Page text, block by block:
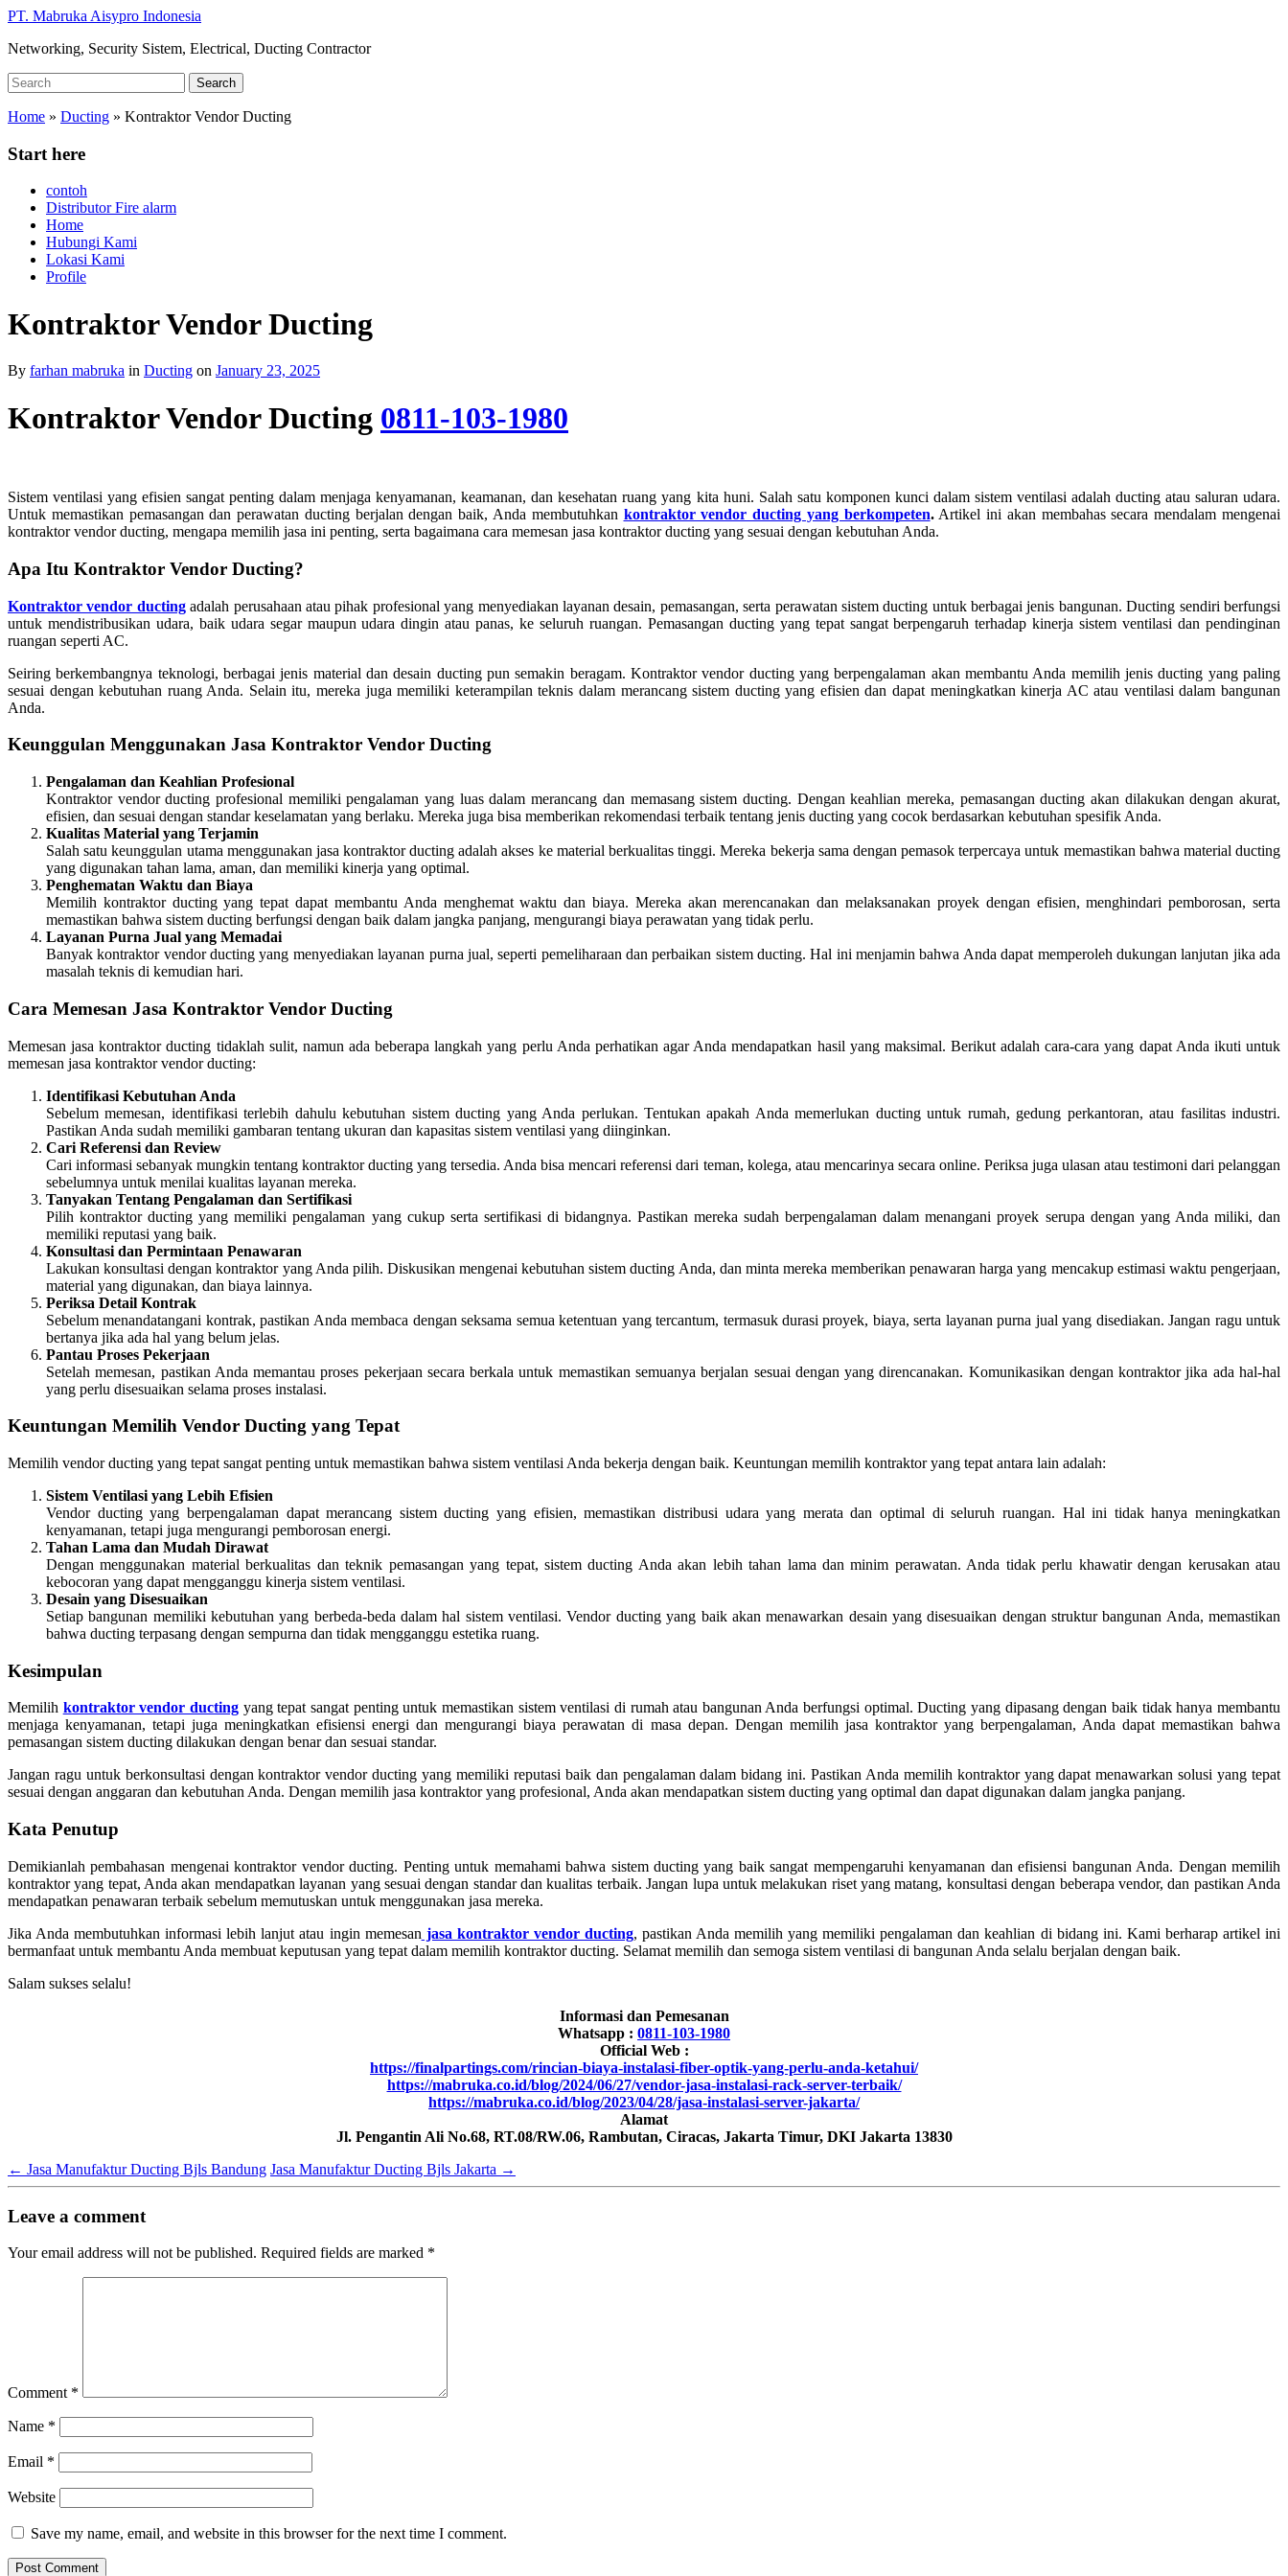
Skip
main
PT. Mabruka Aisypro Indonesia
Networking, Security Sistem, Electrical, Ducting Contractor
Search
for:
Search
Home » Ducting » Kontraktor Vendor Ducting
Start here
contoh
Distributor Fire alarm
Home
Hubungi Kami
Lokasi Kami
Profile
Kontraktor Vendor Ducting
By farhan mabruka in Ducting on January 23, 2025
Kontraktor Vendor Ducting 0811-103-1980
Sistem ventilasi yang efisien sangat penting dalam menjaga kenyamanan, keamanan, dan kesehatan ruang yang kita huni. Salah satu komponen kunci dalam sistem ventilasi adalah ducting atau saluran udara.
Untuk memastikan pemasangan dan perawatan ducting berjalan dengan baik, Anda membutuhkan kontraktor vendor ducting yang berkompeten.Artikel ini akan membahas secara mendalam mengenai
kontraktor vendor ducting, mengapa memilih jasa ini penting, serta bagaimana cara memesan jasa kontraktor ducting yang sesuai dengan kebutuhan Anda.
Apa Itu Kontraktor Vendor Ducting?
Kontraktor vendor ducting adalah perusahaan atau pihak profesional yang menyediakan layanan desain, pemasangan, serta perawatan sistem ducting untuk berbagai jenis bangunan. Ducting sendiri berfungsi
untuk mendistribusikan udara, baik udara segar maupun udara dingin atau panas, ke seluruh ruangan. Pemasangan ducting yang tepat sangat berpengaruh terhadap kinerja sistem ventilasi dan pendinginan
ruangan seperti AC.
Seiring berkembangnya teknologi, berbagai jenis material dan desain ducting pun semakin beragam. Kontraktor vendor ducting yang berpengalaman akan membantu Anda memilih jenis ducting yang paling
sesuai dengan kebutuhan ruang Anda. Selain itu, mereka juga memiliki keterampilan teknis dalam merancang sistem ducting yang efisien dan dapat meningkatkan kinerja AC atau ventilasi dalam bangunan
Anda.
Keunggulan Menggunakan Jasa Kontraktor Vendor Ducting
Pengalaman dan Keahlian Profesional
Kontraktor vendor ducting profesional memiliki pengalaman yang luas dalam merancang dan memasang sistem ducting. Dengan keahlian mereka, pemasangan ducting akan dilakukan dengan akurat,
efisien, dan sesuai dengan standar keselamatan yang berlaku. Mereka juga bisa memberikan rekomendasi terbaik tentang jenis ducting yang cocok berdasarkan kebutuhan spesifik Anda.
Kualitas Material yang Terjamin
Salah satu keunggulan utama menggunakan jasa kontraktor ducting adalah akses ke material berkualitas tinggi. Mereka bekerja sama dengan pemasok terpercaya untuk memastikan bahwa material ducting
yang digunakan tahan lama, aman, dan memiliki kinerja yang optimal.
Penghematan Waktu dan Biaya
Memilih kontraktor ducting yang tepat dapat membantu Anda menghemat waktu dan biaya. Mereka akan merencanakan dan melaksanakan proyek dengan efisien, menghindari pemborosan, serta
memastikan bahwa sistem ducting berfungsi dengan baik dalam jangka panjang, mengurangi biaya perawatan yang tidak perlu.
Layanan Purna Jual yang Memadai
Banyak kontraktor vendor ducting yang menyediakan layanan purna jual, seperti pemeliharaan dan perbaikan sistem ducting. Hal ini menjamin bahwa Anda dapat memperoleh dukungan lanjutan jika ada
masalah teknis di kemudian hari.
Cara Memesan Jasa Kontraktor Vendor Ducting
Memesan jasa kontraktor ducting tidaklah sulit, namun ada beberapa langkah yang perlu Anda perhatikan agar Anda mendapatkan hasil yang maksimal. Berikut adalah cara-cara yang dapat Anda ikuti untuk
memesan jasa kontraktor vendor ducting:
Identifikasi Kebutuhan Anda
Sebelum memesan, identifikasi terlebih dahulu kebutuhan sistem ducting yang Anda perlukan. Tentukan apakah Anda memerlukan ducting untuk rumah, gedung perkantoran, atau fasilitas industri.
Pastikan Anda sudah memiliki gambaran tentang ukuran dan kapasitas sistem ventilasi yang diinginkan.
Cari Referensi dan Review
Cari informasi sebanyak mungkin tentang kontraktor ducting yang tersedia. Anda bisa mencari referensi dari teman, kolega, atau mencarinya secara online. Periksa juga ulasan atau testimoni dari pelanggan
sebelumnya untuk menilai kualitas layanan mereka.
Tanyakan Tentang Pengalaman dan Sertifikasi
Pilih kontraktor ducting yang memiliki pengalaman yang cukup serta sertifikasi di bidangnya. Pastikan mereka sudah berpengalaman dalam menangani proyek serupa dengan yang Anda miliki, dan
memiliki reputasi yang baik.
Konsultasi dan Permintaan Penawaran
Lakukan konsultasi dengan kontraktor yang Anda pilih. Diskusikan mengenai kebutuhan sistem ducting Anda, dan minta mereka memberikan penawaran harga yang mencakup estimasi waktu pengerjaan,
material yang digunakan, dan biaya lainnya.
Periksa Detail Kontrak
Sebelum menandatangani kontrak, pastikan Anda membaca dengan seksama semua ketentuan yang tercantum, termasuk durasi proyek, biaya, serta layanan purna jual yang disediakan. Jangan ragu untuk
bertanya jika ada hal yang belum jelas.
Pantau Proses Pekerjaan
Setelah memesan, pastikan Anda memantau proses pekerjaan secara berkala untuk memastikan semuanya berjalan sesuai dengan yang direncanakan. Komunikasikan dengan kontraktor jika ada hal-hal
yang perlu disesuaikan selama proses instalasi.
Keuntungan Memilih Vendor Ducting yang Tepat
Memilih vendor ducting yang tepat sangat penting untuk memastikan bahwa sistem ventilasi Anda bekerja dengan baik. Keuntungan memilih kontraktor yang tepat antara lain adalah:
Sistem Ventilasi yang Lebih Efisien
Vendor ducting yang berpengalaman dapat merancang sistem ducting yang efisien, memastikan distribusi udara yang merata dan optimal di seluruh ruangan. Hal ini tidak hanya meningkatkan
kenyamanan, tetapi juga mengurangi pemborosan energi.
Tahan Lama dan Mudah Dirawat
Dengan menggunakan material berkualitas dan teknik pemasangan yang tepat, sistem ducting Anda akan lebih tahan lama dan minim perawatan. Anda tidak perlu khawatir dengan kerusakan atau
kebocoran yang dapat mengganggu kinerja sistem ventilasi.
Desain yang Disesuaikan
Setiap bangunan memiliki kebutuhan yang berbeda-beda dalam hal sistem ventilasi. Vendor ducting yang baik akan menawarkan desain yang disesuaikan dengan struktur bangunan Anda, memastikan
bahwa ducting terpasang dengan sempurna dan tidak mengganggu estetika ruang.
Kesimpulan
Memilih kontraktor vendor ductingyang tepat sangat penting untuk memastikan sistem ventilasi di rumah atau bangunan Anda berfungsi optimal. Ducting yang dipasang dengan baik tidak hanya membantu
menjaga kenyamanan, tetapi juga meningkatkan efisiensi energi dan mengurangi biaya perawatan di masa depan. Dengan memilih jasa kontraktor yang berpengalaman, Anda dapat memastikan bahwa
pemasangan sistem ducting dilakukan dengan benar dan sesuai standar.
Jangan ragu untuk berkonsultasi dengan kontraktor vendor ducting yang memiliki reputasi baik dan pengalaman dalam bidang ini. Pastikan Anda memilih kontraktor yang dapat menawarkan solusi yang tepat
sesuai dengan anggaran dan kebutuhan Anda. Dengan memilih jasa kontraktor yang profesional, Anda akan mendapatkan sistem ducting yang optimal dan dapat digunakan dalam jangka panjang.
Kata Penutup
Demikianlah pembahasan mengenai kontraktor vendor ducting. Penting untuk memahami bahwa sistem ducting yang baik sangat mempengaruhi kenyamanan dan efisiensi bangunan Anda. Dengan memilih
kontraktor yang tepat, Anda akan mendapatkan layanan yang sesuai dengan standar dan kualitas terbaik. Jangan lupa untuk melakukan riset yang matang, konsultasi dengan beberapa vendor, dan pastikan Anda
mendapatkan penawaran terbaik sebelum memutuskan untuk menggunakan jasa mereka.
Jika Anda membutuhkan informasi lebih lanjut atau ingin memesan jasa kontraktor vendor ducting, pastikan Anda memilih yang memiliki pengalaman dan keahlian di bidang ini. Kami berharap artikel ini
bermanfaat untuk membantu Anda membuat keputusan yang tepat dalam memilih kontraktor ducting. Selamat memilih dan semoga sistem ventilasi di bangunan Anda selalu berjalan dengan baik.
Salam sukses selalu!
Informasi dan Pemesanan
Whatsapp : 0811-103-1980
Official Web :
https://finalpartings.com/rincian-biaya-instalasi-fiber-optik-yang-perlu-anda-ketahui/
https://mabruka.co.id/blog/2024/06/27/vendor-jasa-instalasi-rack-server-terbaik/
https://mabruka.co.id/blog/2023/04/28/jasa-instalasi-server-jakarta/
Alamat
Jl. Pengantin Ali No.68, RT.08/RW.06, Rambutan, Ciracas, Jakarta Timur, DKI Jakarta 13830
← Jasa Manufaktur Ducting Bjls Bandung Jasa Manufaktur Ducting Bjls Jakarta →
Leave a comment
Your email address will not be published. Required fields are marked *
Comment *
Name *
Email *
Website
Save my name, email, and website in this browser for the next time I comment.